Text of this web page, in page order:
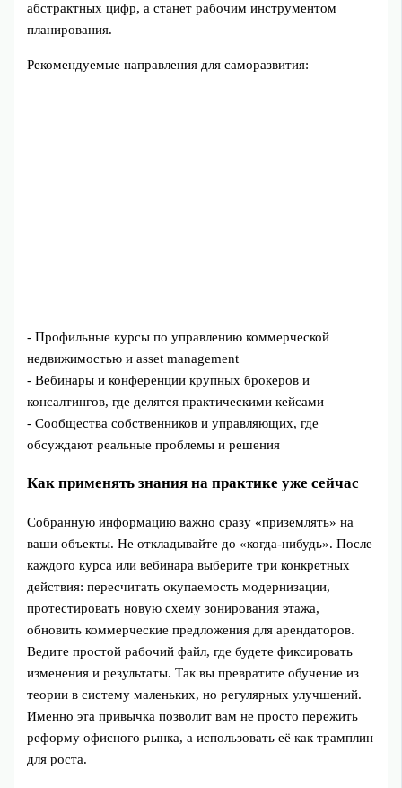
абстрактных цифр, а станет рабочим инструментом
планирования.
Рекомендуемые направления для саморазвития:
- Профильные курсы по управлению коммерческой
недвижимостью и asset management
- Вебинары и конференции крупных брокеров и
консалтингов, где делятся практическими кейсами
- Сообщества собственников и управляющих, где
обсуждают реальные проблемы и решения
Как применять знания на практике уже сейчас
Собранную информацию важно сразу «приземлять» на
ваши объекты. Не откладывайте до «когда-нибудь». После
каждого курса или вебинара выберите три конкретных
действия: пересчитать окупаемость модернизации,
протестировать новую схему зонирования этажа,
обновить коммерческие предложения для арендаторов.
Ведите простой рабочий файл, где будете фиксировать
изменения и результаты. Так вы превратите обучение из
теории в систему маленьких, но регулярных улучшений.
Именно эта привычка позволит вам не просто пережить
реформу офисного рынка, а использовать её как трамплин
для роста.